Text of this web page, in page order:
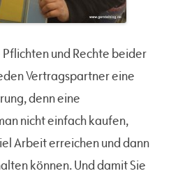
und Rechte beider
Vertragspartner eine
denn eine
nicht einfach kaufen,
Arbeit erreichen und dann
können. Und damit Sie